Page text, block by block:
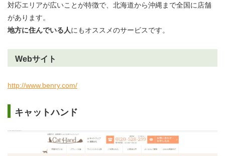
対応エリアが広いことが特徴で、北海道から沖縄まで全国に店舗
があります。
地方に住んでいる人にもオススメのサービスです。
Webサイト
http://www.benry.com/
キャットハンド